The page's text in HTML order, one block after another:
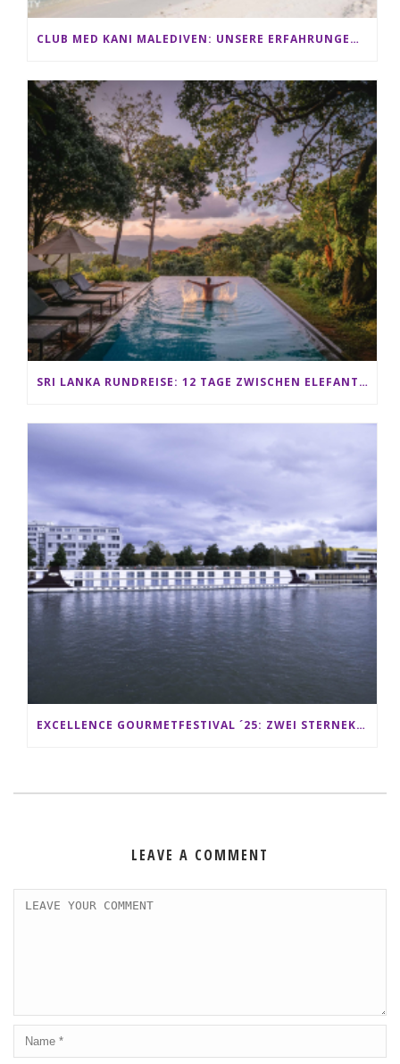
CLUB MED KANI MALEDIVEN: UNSERE ERFAHRUNGEN IM ALL-INCLUSIVE PARADIES
SRI LANKA RUNDREISE: 12 TAGE ZWISCHEN ELEFANTEN, TEEPLANTAGEN & STRAND ALS FAMILIE
EXCELLENCE GOURMETFESTIVAL ´25: ZWEI STERNEKÖCHE ANTONIO GUIDA & DARIO MORESCO VERWÖHNEN IHRE GÄSTE AUF EINER LUXERIÖSEN SCHIFFSREISE
LEAVE A COMMENT